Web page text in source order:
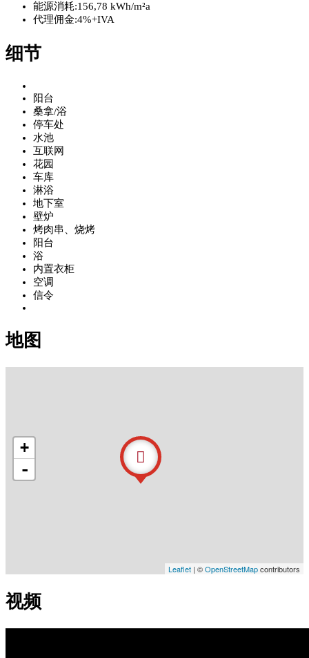
能源消耗:156,78 kWh/m²a
代理佣金:4%+IVA
细节
阳台
桑拿/浴
停车处
水池
互联网
花园
车库
淋浴
地下室
壁炉
烤肉串、烧烤
阳台
浴
内置衣柜
空调
信令
地图
+
-
Leaflet | ©OpenStreetMapcontributors
视频